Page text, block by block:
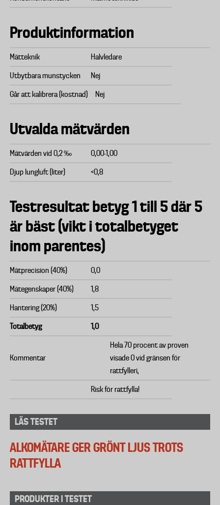
Produktinformation
Mätteknik Halvledare
Utbytbara munstycken Nej
Går att kalibrera (kostnad) Nej
Utvalda mätvärden
Mätvärden vid 0,2 ‰ 0,00-1,00
Djup lungluft (liter) <0,8
Testresultat betyg 1 till 5 där 5
är bäst (vikt i totalbetyget
inom parentes)
Mätprecision (40%) 0,0
Mätegenskaper (40%) 1,8
Hantering (20%) 1,5
Totalbetyg 1,0
Kommentar
Hela 70 procent av proven
visade 0 vid gränsen för
rattfylleri,
Risk för rattfylla!
LÄS TESTET
ALKOMÄTARE GER GRÖNT LJUS TROTS
RATTFYLLA
PRODUKTER I TESTET